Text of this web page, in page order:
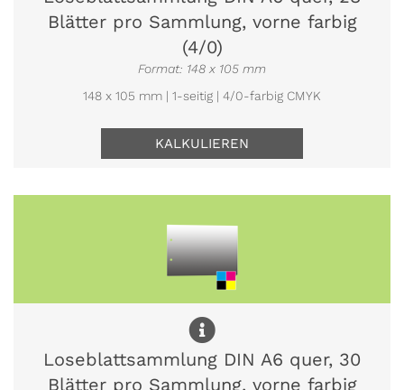
Blätter pro Sammlung, vorne farbig
(4/0)
Format: 148 x 105 mm
148 x 105 mm | 1-seitig | 4/0-farbig CMYK
KALKULIEREN
Loseblattsammlung DIN A6 quer, 30
Blätter pro Sammlung, vorne farbig